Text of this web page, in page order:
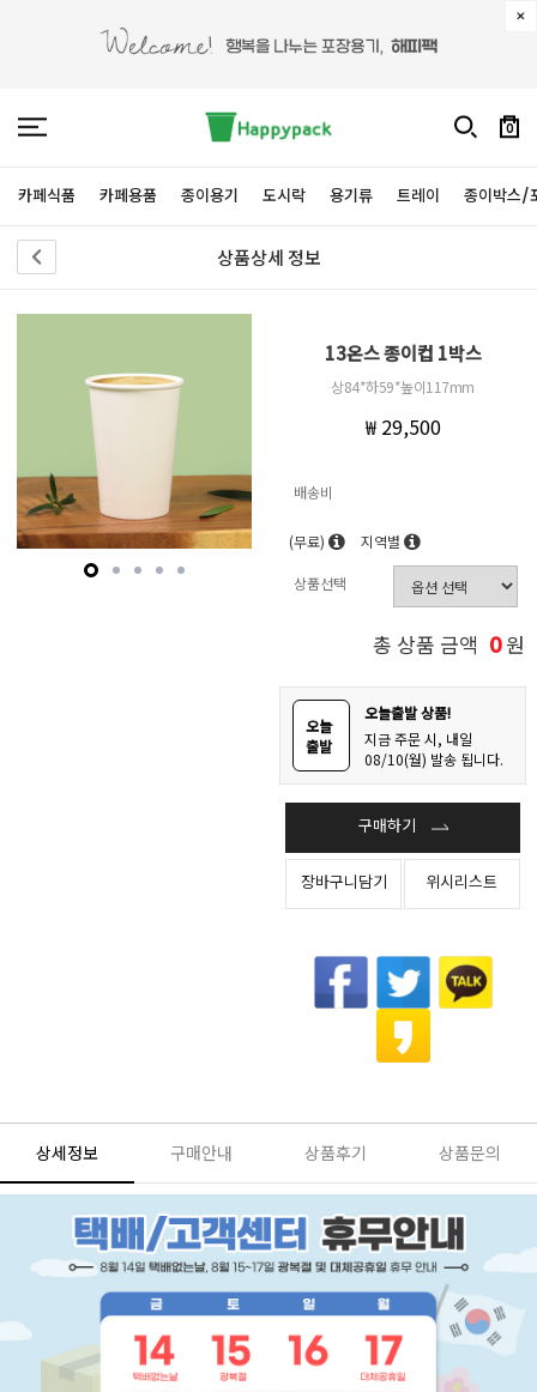
0
카페식품 카페용품 종이용기 도시락 용기류 트레이 종이박스/
상품상세 정보
13온스 종이컵 1박스
상84*하59*높이117mm
₩ 29,500
배송비
(무료) 지역별
상품선택
총 상품 금액 0원
오늘
출발
오늘출발 상품!
지금 주문 시, 내일
08/10(월) 발송 됩니다.
구매하기
장바구니담기 위시리스트
상세정보 구매안내 상품후기 상품문의